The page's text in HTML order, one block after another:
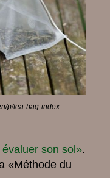
p/tea-bag-index
son sol».
«Méthode du